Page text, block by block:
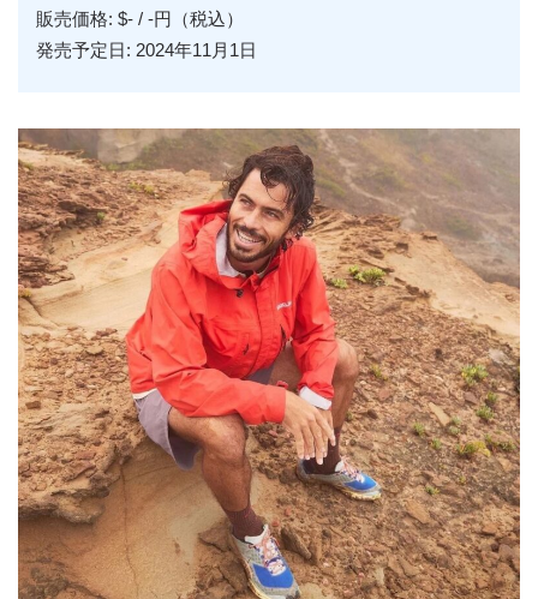
販売価格: $- / -円（税込）
発売予定日: 2024年11月1日